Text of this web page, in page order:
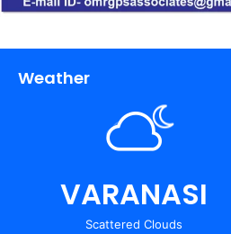
Weather
VARANASI
Scattered Clouds